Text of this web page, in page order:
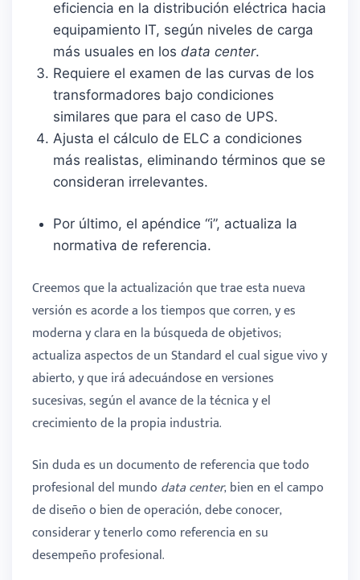
eficiencia en la distribución eléctrica hacia
equipamiento IT, según niveles de carga
más usuales en los data center.
Requiere el examen de las curvas de los
transformadores bajo condiciones
similares que para el caso de UPS.
Ajusta el cálculo de ELC a condiciones
más realistas, eliminando términos que se
consideran irrelevantes.
Por último, el apéndice “i”, actualiza la
normativa de referencia.
Creemos que la actualización que trae esta nueva
versión es acorde a los tiempos que corren, y es
moderna y clara en la búsqueda de objetivos;
actualiza aspectos de un Standard el cual sigue vivo y
abierto, y que irá adecuándose en versiones
sucesivas, según el avance de la técnica y el
crecimiento de la propia industria.
Sin duda es un documento de referencia que todo
profesional del mundo data center, bien en el campo
de diseño o bien de operación, debe conocer,
considerar y tenerlo como referencia en su
desempeño profesional.